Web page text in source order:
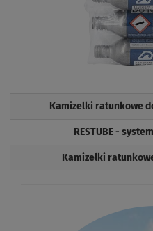
Kamizelki ratunkowe
RESTUBE -
Kamizelki